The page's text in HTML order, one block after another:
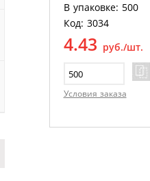
В упаковке: 500
Код: 3034
4.43 руб./шт.
Условия заказа